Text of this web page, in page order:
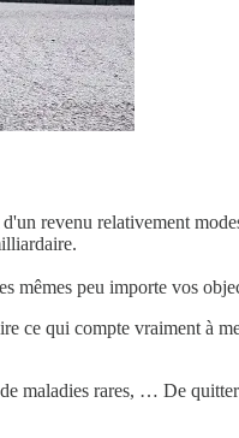
revenu relativement
mêmes peu importe vos
qui compte vraiment à
maladies rares, … De